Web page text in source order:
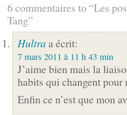
6 commentaires to “Les
Tang”
Hultra a écrit:
7 mars 2011 à 11 h 43 min
J’aime bien mais la
habits qui changent pour
Enfin ce n’est que mon